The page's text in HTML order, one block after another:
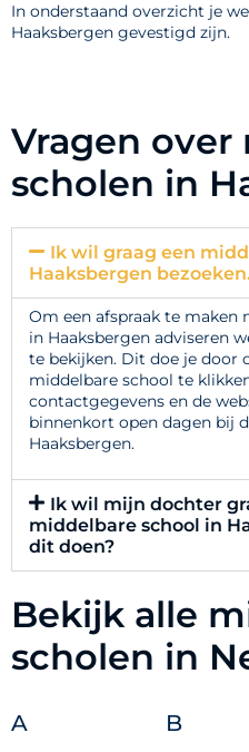
In onderstaand overzicht je
Haaksbergen gevestigd zijn.
Vragen
scholen in
Ik wil graag een
Haaksbergen
Om een afspraak te maken
in Haaksbergen adviseren
te bekijken. Dit doe je door
middelbare school te
contactgegevens en de
binnenkort open dagen bij
Haaksbergen.
Ik wil mijn dochter
middelbare school in
dit doen?
Bekijk alle
scholen in
A B